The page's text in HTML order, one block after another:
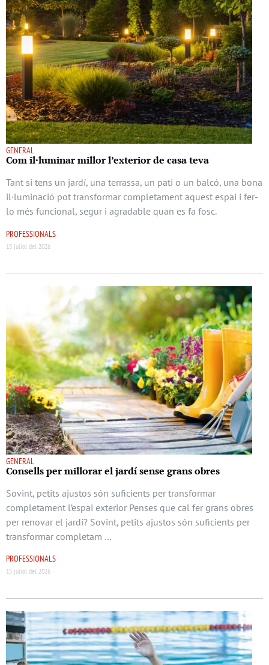
GENERAL
Com il·luminar millor l’exterior de casa teva
Tant si tens un jardí, una terrassa, un pati o un balcó, una bona
il·luminació pot transformar completament aquest espai i fer-
lo més funcional, segur i agradable quan es fa fosc.
PROFESSIONALS
15 juliol del 2026
GENERAL
Consells per millorar el jardí sense grans obres
Sovint, petits ajustos són suficients per transformar
completament l’espai exterior Penses que cal fer grans obres
per renovar el jardí? Sovint, petits ajustos són suficients per
transformar completam …
PROFESSIONALS
15 juliol del 2026